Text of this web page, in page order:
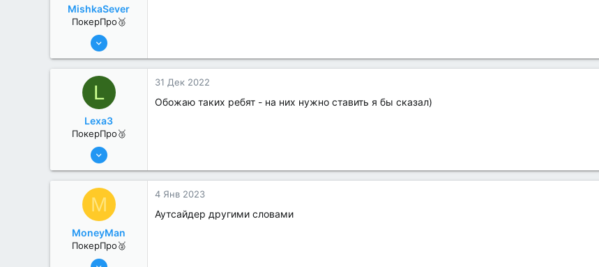
MishkaSever
ПокерПро🥉
17 Авг 2022
0
L
Lexa3
ПокерПро🥉
17 Авг 2022
1
31 Дек 2022
Обожаю таких ребят - на них нужно ставить я бы сказал)
M
MoneyMan
ПокерПро🥈
8 Июн 2022
4 Янв 2023
Аутсайдер другими словами